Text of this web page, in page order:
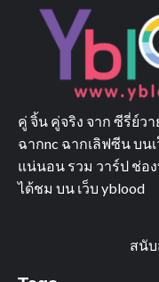
คู่ จิ้น คู่จริง จาก ซีรี่ย์ว
ฉากnc ฉากเลิฟซีน บน
แน่นอน รวม วาร์ป ช่อ
ได้ชม บน เว็บ yblood
สนั